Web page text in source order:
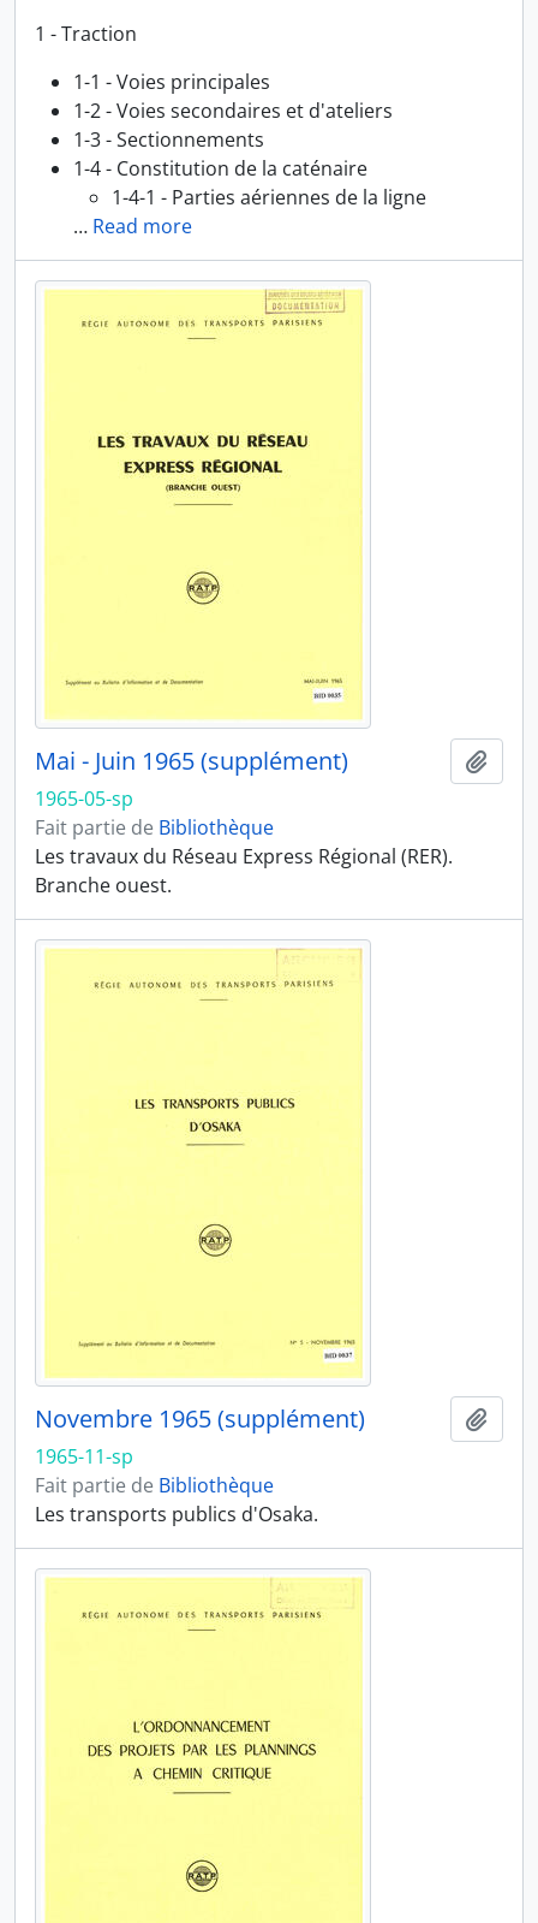
1 - Traction
1-1 - Voies principales
1-2 - Voies secondaires et d'ateliers
1-3 - Sectionnements
1-4 - Constitution de la caténaire
1-4-1 - Parties aériennes de la ligne
… Read more
Mai - Juin 1965 (supplément)
1965-05-sp
Fait partie de Bibliothèque
Les travaux du Réseau Express Régional (RER).
Branche ouest.
Novembre 1965 (supplément)
1965-11-sp
Fait partie de Bibliothèque
Les transports publics d'Osaka.